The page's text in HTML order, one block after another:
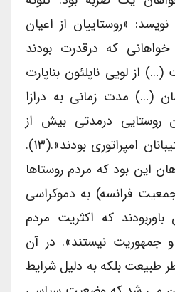
«روستاییان از اعیان
که درقدرت بودند
از لویی ناپلئون بناپارت
(…) مدت زمانی به درازا
درمدتی بیش از
بیست سال بهترین پشتیبانان امپراتوری بودند».(۱۳).
این بود که مردم روستاها
درصد جمعیت فرانسه) به دموکراسی
که اکثریت مردم
جمهوریت نیستند». در آن
طبیعت بلکه به دلیل شرایط